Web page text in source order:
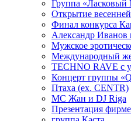
Группа «Ласковый
Открытие
Финал конкурса
Александр Иванов
Мужское
Международный
TECHNO RAVE с
Концерт группы
Птаха (ex. CENTR)
МС Жан и DJ Riga
Презентация